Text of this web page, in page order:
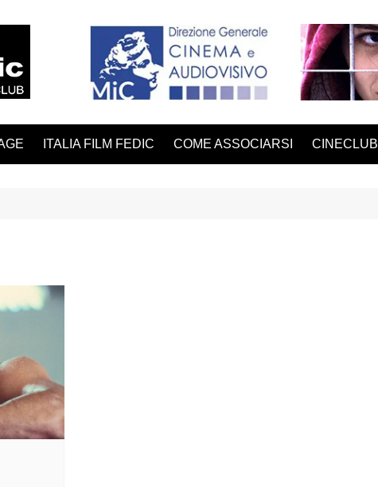
ITALIA FILM FEDIC COME ASSOCIARSI CINECLUB